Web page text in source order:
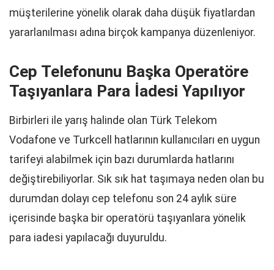
müşterilerine yönelik olarak daha düşük fiyatlardan
yararlanılması adına birçok kampanya düzenleniyor.
Cep Telefonunu Başka Operatöre
Taşıyanlara Para İadesi Yapılıyor
Birbirleri ile yarış halinde olan Türk Telekom
Vodafone ve Turkcell hatlarının kullanıcıları en uygun
tarifeyi alabilmek için bazı durumlarda hatlarını
değiştirebiliyorlar. Sık sık hat taşımaya neden olan bu
durumdan dolayı cep telefonu son 24 aylık süre
içerisinde başka bir operatörü taşıyanlara yönelik
para iadesi yapılacağı duyuruldu.